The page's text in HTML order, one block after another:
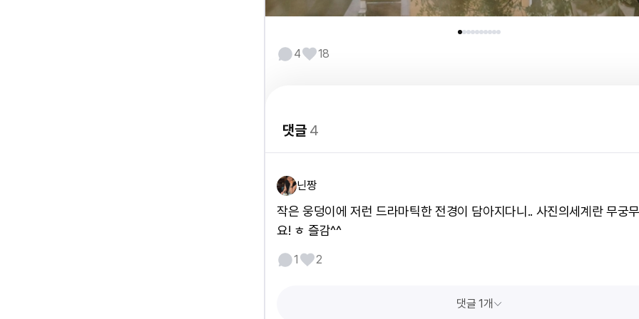
4 18
댓글4
닌짱
작은 웅덩이에 저런 드라마틱한 전경이 담아지다니.. 사진의세계란 무궁
요! ㅎ 즐감^^
1 2
댓글 1개